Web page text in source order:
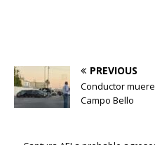
PREVIOUS
Conductor
Campo Bello